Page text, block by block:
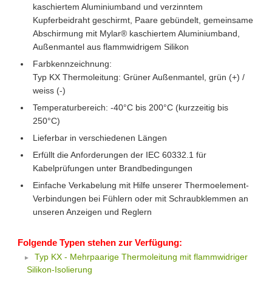
kaschiertem Aluminiumband und verzinntem
Kupferbeidraht geschirmt, Paare gebündelt, gemeinsame
Abschirmung mit Mylar® kaschiertem Aluminiumband,
Außenmantel aus flammwidrigem Silikon
Farbkennzeichnung:
Typ KX Thermoleitung: Grüner Außenmantel, grün (+) /
weiss (-)
Temperaturbereich: -40°C bis 200°C (kurzzeitig bis
250°C)
Lieferbar in verschiedenen Längen
Erfüllt die Anforderungen der IEC 60332.1 für
Kabelprüfungen unter Brandbedingungen
Einfache Verkabelung mit Hilfe unserer Thermoelement-
Verbindungen bei Fühlern oder mit Schraubklemmen an
unseren Anzeigen und Reglern
Folgende Typen stehen zur Verfügung:
Typ KX - Mehrpaarige Thermoleitung mit flammwidriger
Silikon-Isolierung